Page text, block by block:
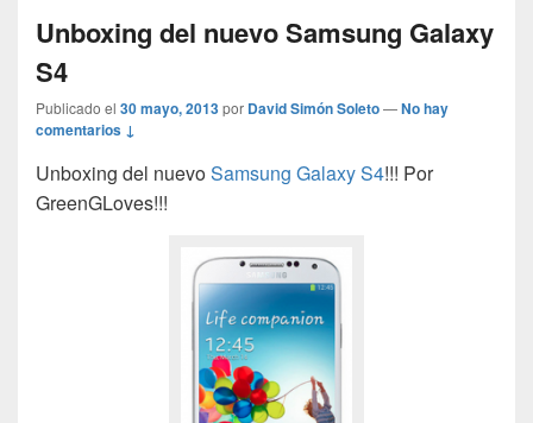
Unboxing del nuevo Samsung Galaxy
S4
Publicado el 30 mayo, 2013por David Simón Soleto—No hay
comentarios ↓
Unboxing del nuevoSamsung Galaxy S4!!! Por
GreenGLoves!!!